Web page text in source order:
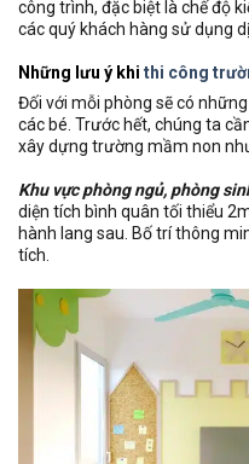
công trình, đặc biệt là chế độ
các quý khách hàng sử dụng
Những lưu ý khi thi công
Đối với mỗi phòng sẽ có
các bé. Trước hết, chúng ta
xây dựng trường mầm non
Khu vực phòng ngủ, phòng
diện tích bình quân tối thiểu
hành lang sau. Bố trí thông
tích.